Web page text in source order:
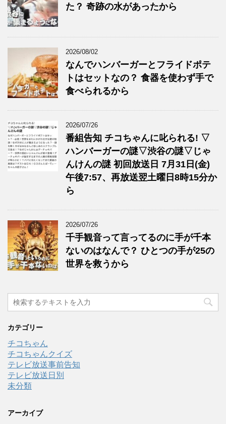
た？ 奇跡の水があったから
2026/08/02
なんでハンバーガーとフライドポテ
トはセットなの？ 食器を使わず手で
食べられるから
2026/07/26
番組告知 チコちゃんに叱られる! ▽
ハンバーガーの謎▽渋谷の謎▽じゃ
んけんの謎 初回放送日 7月31日(金)
午後7:57、再放送翌土曜日8時15分か
ら
2026/07/26
千手観音って言ってるのに手が千本
ないのはなんで？ ひとつの手が25の
世界を救うから
カテゴリー
チコちゃん
チコちゃんクイズ
テレビ放送事前告知
テレビ放送日別
未分類
アーカイブ